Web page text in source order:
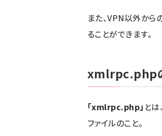
また、VPN以外から
ることができます。
xmlrpc.php
「xmlrpc.php」 と
ファイルのこと。